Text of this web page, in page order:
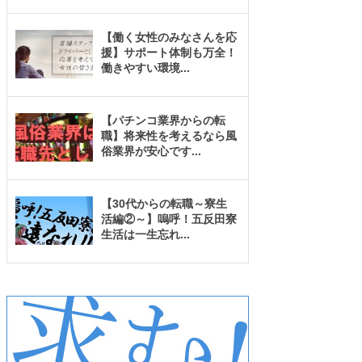
【働く女性のみなさんを応
援】サポート体制も万全！
働きやすい環境...
【パチンコ業界からの転
職】将来性を考えるなら風
俗業界が安心です...
【30代からの転職～寮生
活編②～】嗚呼！五反田寮
生活は一生忘れ...